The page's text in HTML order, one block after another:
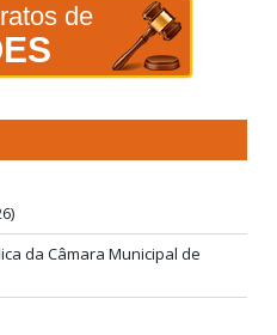
de
da Câmara Municipal de